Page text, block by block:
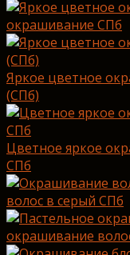
окрашивание СПб
Яркое цветное
(СПб)
Цветное яркое
СПб
волос в серый СПб
окрашивание